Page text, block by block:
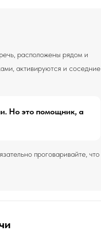
расположены рядом и
активируются и соседние
Но это помощник, а
проговаривайте, что